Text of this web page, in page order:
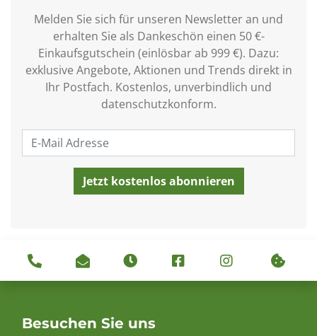
Melden Sie sich für unseren Newsletter an und
erhalten Sie als Dankeschön einen 50 €-
Einkaufsgutschein (einlösbar ab 999 €). Dazu:
exklusive Angebote, Aktionen und Trends direkt in
Ihr Postfach. Kostenlos, unverbindlich und
datenschutzkonform.
Besuchen Sie uns